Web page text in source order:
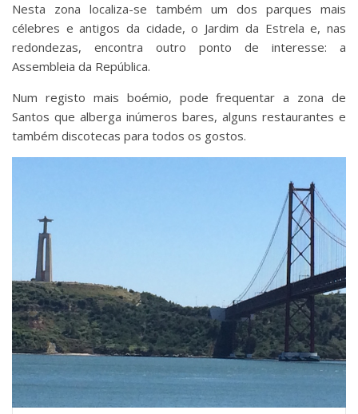
Nesta zona localiza-se também um dos parques mais
célebres e antigos da cidade, o Jardim da Estrela e, nas
redondezas, encontra outro ponto de interesse: a
Assembleia da República.
Num registo mais boémio, pode frequentar a zona de
Santos que alberga inúmeros bares, alguns restaurantes e
também discotecas para todos os gostos.